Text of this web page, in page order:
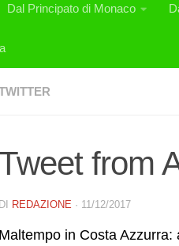
Dal Principato di Monaco
Tweet from
DI REDAZIONE · 11/12/2017
Maltempo in Costa